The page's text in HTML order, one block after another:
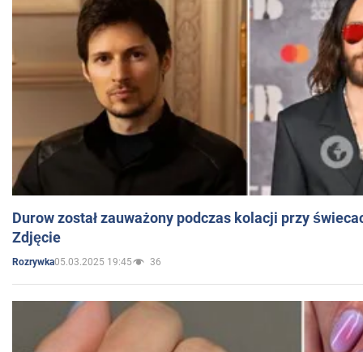
Durow został zauważony podczas kolacji przy
Zdjęcie
Rozrywka05.03.2025 19:45 36